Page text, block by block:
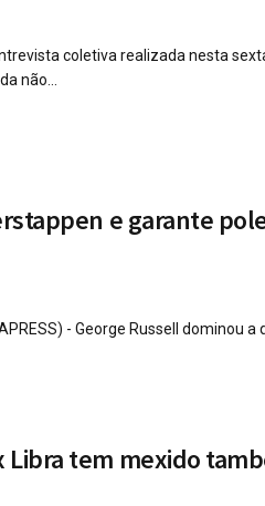
coletiva realizada nesta
não...
e garante
- George Russell dominou
Libra tem mexido